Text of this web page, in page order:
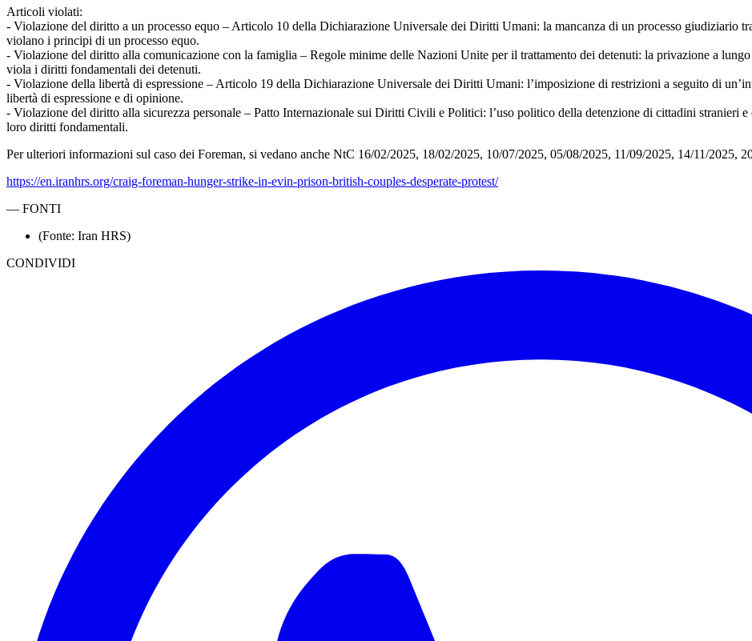
Articoli violati:
- Violazione del diritto a un processo equo – Articolo 10 della Dichiarazione Universale dei Diritti Umani: la mancanza di un processo giudiziario
violano i principi di un processo equo.
- Violazione del diritto alla comunicazione con la famiglia – Regole minime delle Nazioni Unite per il trattamento dei detenuti: la privazione a
viola i diritti fondamentali dei detenuti.
- Violazione della libertà di espressione – Articolo 19 della Dichiarazione Universale dei Diritti Umani: l’imposizione di restrizioni a seguito di
libertà di espressione e di opinione.
- Violazione del diritto alla sicurezza personale – Patto Internazionale sui Diritti Civili e Politici: l’uso politico della detenzione di cittadini stranieri
loro diritti fondamentali.
Per ulteriori informazioni sul caso dei Foreman, si vedano anche NtC 16/02/2025, 18/02/2025, 10/07/2025, 05/08/2025, 11/09/2025, 14/11/2025,
https://en.iranhrs.org/craig-foreman-hunger-strike-in-evin-prison-british-couples-desperate-protest/
— FONTI
(Fonte: Iran HRS)
CONDIVIDI